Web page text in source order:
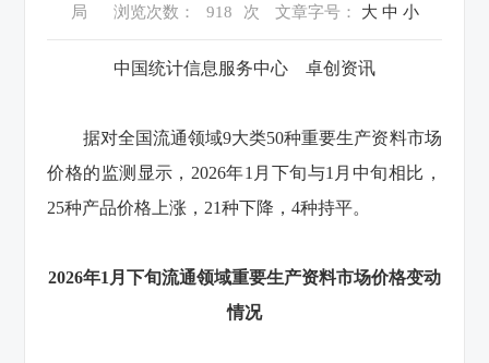
局
浏览次数： 918 次 文章字号： 大 中 小
中国统计信息服务中心 卓创资讯
据对全国流通领域9大类50种重要生产资料市场
价格的监测显示， 2026年1 月下旬与1 月中旬相比，
25种产品价格上涨， 21种下降，4种持平。
2026年1 月下旬流通领域重要生产资料市场价格变动
情况